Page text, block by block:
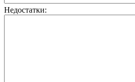
Недостатки: